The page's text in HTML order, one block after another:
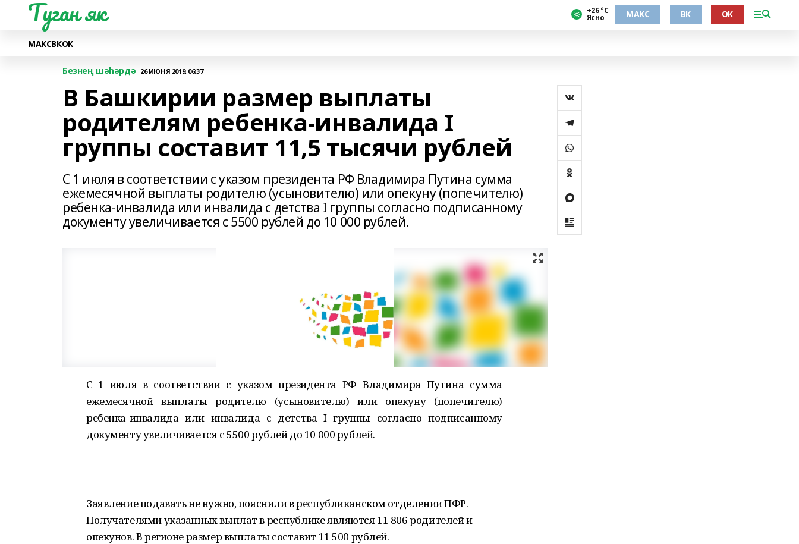
Туган як +26 °С
Ясно МАКС ВК ОК
МАКСВКОК
Безнең шәһәрдә 26 ИЮНЯ 2019, 06:37
В Башкирии размер выплаты
родителям ребенка-инвалида I
группы составит 11,5 тысячи рублей
С 1 июля в соответствии с указом президента РФ Владимира Путина сумма
ежемесячной выплаты родителю (усыновителю) или опекуну (попечителю)
ребенка-инвалида или инвалида с детства I группы согласно подписанному
документу увеличивается с 5500 рублей до 10 000 рублей.
С 1 июля в соответствии с указом президента РФ Владимира Путина сумма
ежемесячной выплаты родителю (усыновителю) или опекуну (попечителю)
ребенка-инвалида или инвалида с детства I группы согласно подписанному
документу увеличивается с 5500 рублей до 10 000 рублей.
Заявление подавать не нужно, пояснили в республиканском отделении ПФР.
Получателями указанных выплат в республике являются 11 806 родителей и
опекунов. В регионе размер выплаты составит 11 500 рублей.